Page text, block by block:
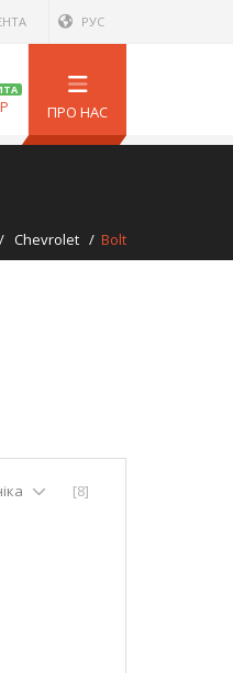
РУС
ПРО НАС
/ Chevrolet / Bolt
[8]